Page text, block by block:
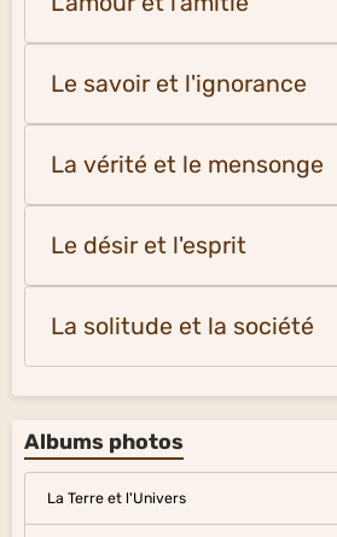
Le savoir et l'ignorance
La vérité et le mensonge
Le désir et l'esprit
La solitude et la société
Albums photos
La Terre et l'Univers